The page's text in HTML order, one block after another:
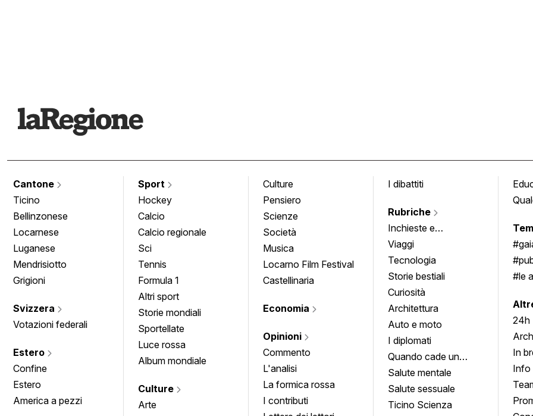
Cantone
Ticino
Bellinzonese
Locarnese
Luganese
Mendrisiotto
Grigioni
Svizzera
Votazioni federali
Estero
Confine
Estero
America a pezzi
Sport
Hockey
Calcio
Calcio regionale
Sci
Tennis
Formula 1
Altri sport
Storie mondiali
Sportellate
Luce rossa
Album mondiale
Culture
Arte
Culture
Pensiero
Scienze
Società
Musica
Locarno Film Festival
Castellinaria
Economia
Opinioni
Commento
L'analisi
La formica rossa
I contributi
I dibattiti
Rubriche
Inchieste e
approfondimenti
Viaggi
Tecnologia
Storie bestiali
Curiosità
Architettura
Auto e moto
I diplomati
Quando cade un
quadro
Salute mentale
Salute sessuale
Ticino Scienza
#le
24h
In
Info